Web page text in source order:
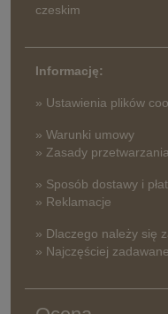
czeskim
Informację:
» Ustawienia plików
» Warunki umowy
» Zasady
» Sposób dostawy i
» Reklamacje
» Dlaczego należy się
» Najczęściej